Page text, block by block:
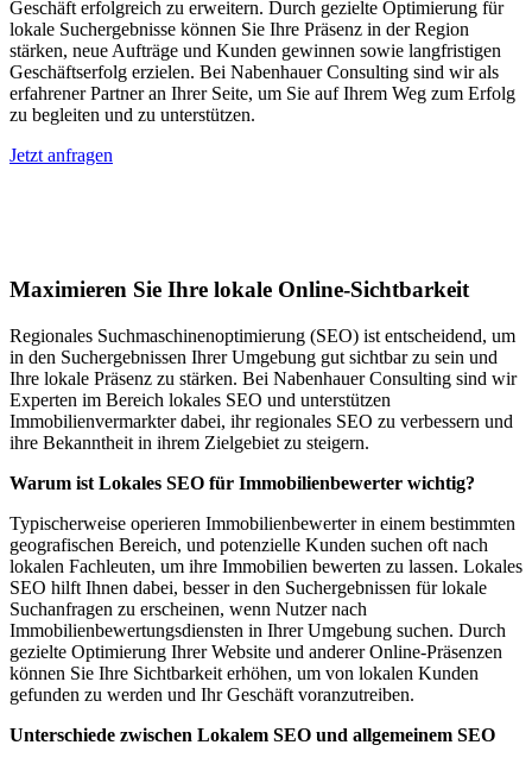
Geschäft erfolgreich zu erweitern. Durch gezielte Optimierung für
lokale Suchergebnisse können Sie Ihre Präsenz in der Region
stärken, neue Aufträge und Kunden gewinnen sowie langfristigen
Geschäftserfolg erzielen. Bei Nabenhauer Consulting sind wir als
erfahrener Partner an Ihrer Seite, um Sie auf Ihrem Weg zum Erfolg
zu begleiten und zu unterstützen.
Jetzt anfragen
Maximieren Sie Ihre lokale Online-Sichtbarkeit
Regionales Suchmaschinenoptimierung (SEO) ist entscheidend, um
in den Suchergebnissen Ihrer Umgebung gut sichtbar zu sein und
Ihre lokale Präsenz zu stärken. Bei Nabenhauer Consulting sind wir
Experten im Bereich lokales SEO und unterstützen
Immobilienvermarkter dabei, ihr regionales SEO zu verbessern und
ihre Bekanntheit in ihrem Zielgebiet zu steigern.
Warum ist Lokales SEO für Immobilienbewerter wichtig?
Typischerweise operieren Immobilienbewerter in einem bestimmten
geografischen Bereich, und potenzielle Kunden suchen oft nach
lokalen Fachleuten, um ihre Immobilien bewerten zu lassen. Lokales
SEO hilft Ihnen dabei, besser in den Suchergebnissen für lokale
Suchanfragen zu erscheinen, wenn Nutzer nach
Immobilienbewertungsdiensten in Ihrer Umgebung suchen. Durch
gezielte Optimierung Ihrer Website und anderer Online-Präsenzen
können Sie Ihre Sichtbarkeit erhöhen, um von lokalen Kunden
gefunden zu werden und Ihr Geschäft voranzutreiben.
Unterschiede zwischen Lokalem SEO und allgemeinem SEO